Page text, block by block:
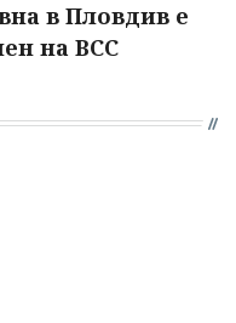
в Пловдив е
на ВСС